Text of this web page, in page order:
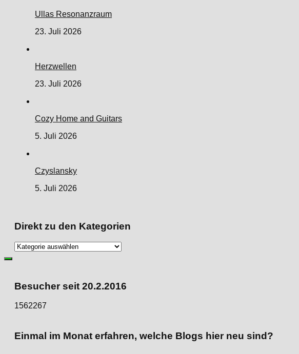
Ullas Resonanzraum
23. Juli 2026
Herzwellen
23. Juli 2026
Cozy Home and Guitars
5. Juli 2026
Czyslansky
5. Juli 2026
Direkt zu den Kategorien
Direkt
Besucher seit 20.2.2016
1562267
Einmal im Monat erfahren, welche Blogs hier neu sind?